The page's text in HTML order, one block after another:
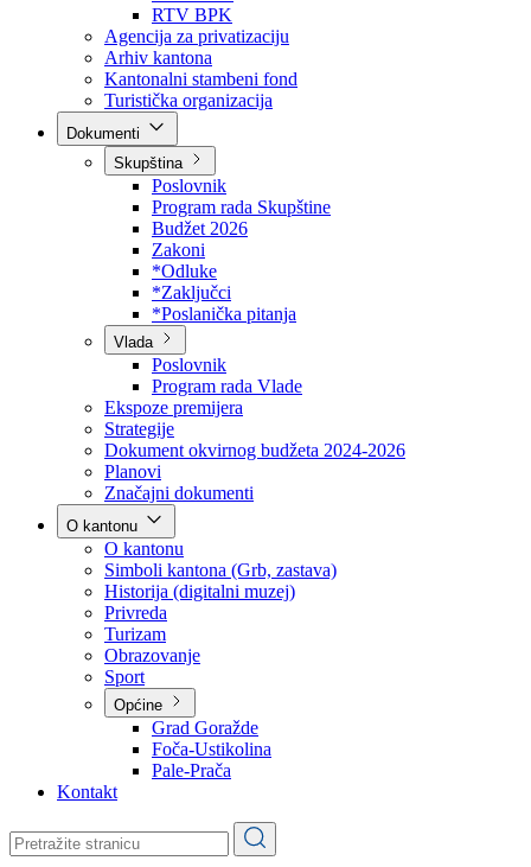
Direkcija za šumarstvo
Javna preduzeća
BPK šume
RTV BPK
Agencija za privatizaciju
Arhiv kantona
Kantonalni stambeni fond
Turistička organizacija
Skupština
Poslovnik
Program rada Skupštine
Budžet 2026
Zakoni
*Odluke
*Zaključci
*Poslanička pitanja
Vlada
Poslovnik
Program rada Vlade
Ekspoze premijera
Strategije
Dokument okvirnog budžeta 2024-2026
Planovi
Značajni dokumenti
O kantonu
O kantonu
Simboli kantona (Grb, zastava)
Historija (digitalni muzej)
Privreda
Turizam
Obrazovanje
Općine
Pale-Prača
Kontakt